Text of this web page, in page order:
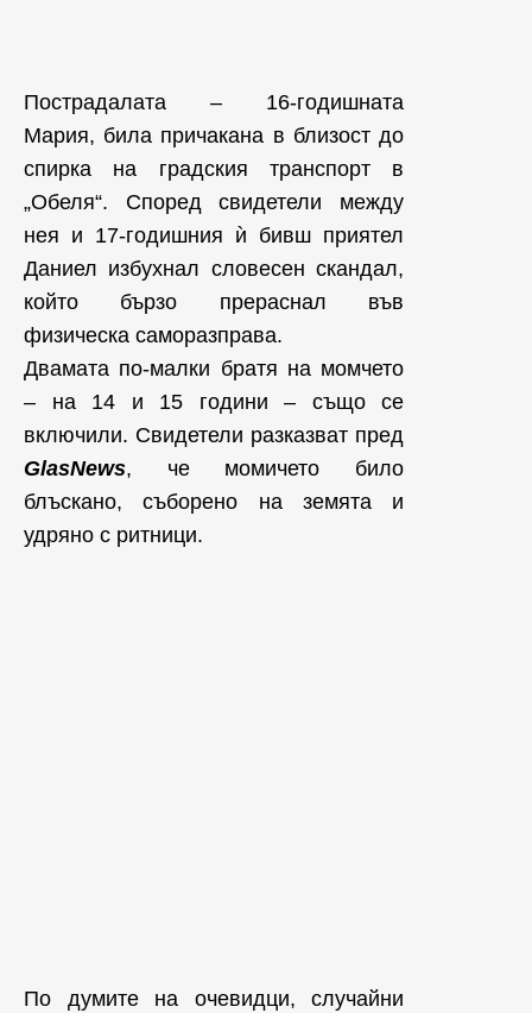
Пострадалата – 16-годишната
Мария, била причакана в близост до
спирка на градския транспорт в
„Обеля“. Според свидетели между
нея и 17-годишния ѝ бивш приятел
Даниел избухнал словесен скандал,
който бързо прераснал във
физическа саморазправа.
Двамата по-малки братя на момчето
– на 14 и 15 години – също се
включили. Свидетели разказват пред
GlasNews, че момичето било
блъскано, съборено на земята и
удряно с ритници.
По думите на очевидци, случайни